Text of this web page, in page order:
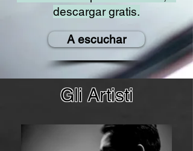
descargar gratis.
A escuchar
Gli Artisti